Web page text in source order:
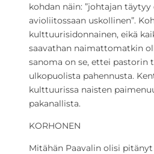
kohdan näin: ”johtajan
avioliitossaan uskollinen”.
kulttuurisidonnainen, eikä
saavathan naimattomatkin
sanoma on se, ettei pastorin
ulkopuolista pahennusta.
kulttuurissa naisten
pakanallista.
KORHONEN
Mitähän Paavalin olisi